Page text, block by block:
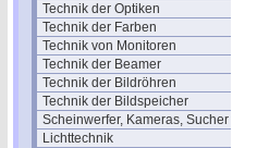
Technik der Optiken
Technik der Farben
Technik von Monitoren
Technik der Beamer
Technik der Bildröhren
Technik der Bildspeicher
Scheinwerfer, Kameras, Sucher
Lichttechnik